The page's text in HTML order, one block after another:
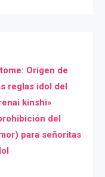
Orígen de
reglas idol del
kinshi»
del
para señoritas